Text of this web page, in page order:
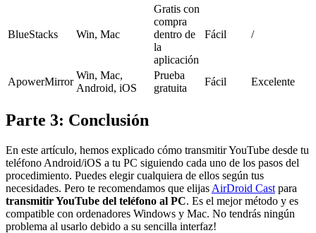
BlueStacks Win, Mac
Gratis con
compra
dentro de
la
aplicación
Fácil /
ApowerMirror
Win, Mac,
Android, iOS
Prueba
gratuita
Fácil Excelente
Parte 3: Conclusión
En este artículo, hemos explicado cómo transmitir YouTube desde tu
teléfono Android/iOS a tu PC siguiendo cada uno de los pasos del
procedimiento. Puedes elegir cualquiera de ellos según tus
necesidades. Pero te recomendamos que elijas AirDroid Cast para
transmitir YouTube del teléfono al PC. Es el mejor método y es
compatible con ordenadores Windows y Mac. No tendrás ningún
problema al usarlo debido a su sencilla interfaz!